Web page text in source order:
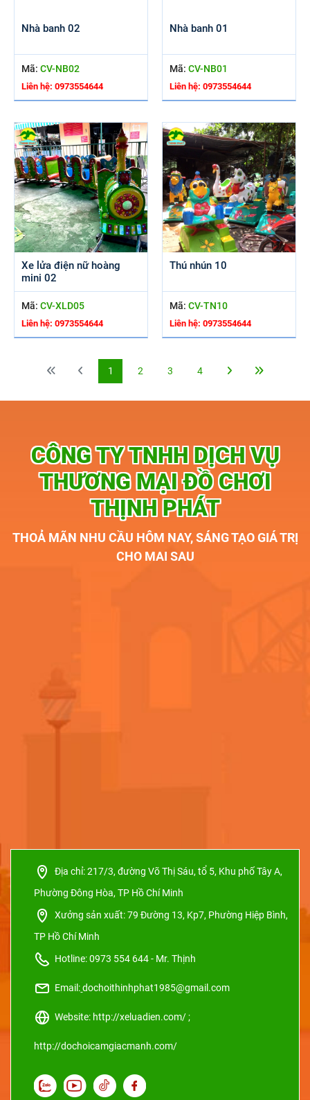
Nhà banh 02
Mã: CV-NB02
Liên hệ: 0973554644
Nhà banh 01
Mã: CV-NB01
Liên hệ: 0973554644
Xe lửa điện nữ hoàng
mini 02
Mã: CV-XLD05
Liên hệ: 0973554644
Thú nhún 10
Mã: CV-TN10
Liên hệ: 0973554644
1 2 3 4
CÔNG TY TNHH DỊCH VỤ
THƯƠNG MẠI ĐỒ CHƠI
THỊNH PHÁT
THOẢ MÃN NHU CẦU HÔM NAY, SÁNG TẠO GIÁ TRỊ
CHO MAI SAU
Địa chỉ:217/3, đường Võ Thị Sáu, tổ 5, Khu phố Tây A,
Phường Đông Hòa, TP Hồ Chí Minh
Xưởng sản xuất:79 Đường 13, Kp7, Phường Hiệp Bình,
TP Hồ Chí Minh
Hotline: 0973 554 644 - Mr. Thịnh
Email: dochoithinhphat1985@gmail.com
Website: http://xeluadien.com/ ;
http://dochoicamgiacmanh.com/